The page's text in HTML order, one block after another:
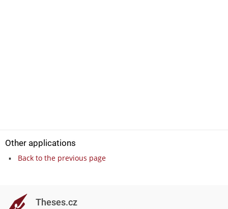
Other applications
Back to the previous page
Theses.cz